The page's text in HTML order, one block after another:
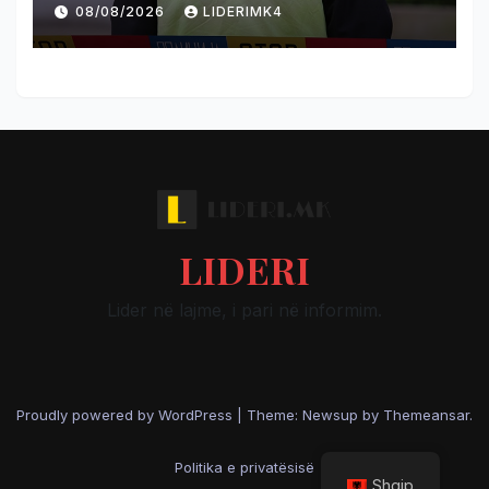
08/08/2026 LIDERIMK4
LIDERI
Lider në lajme, i pari në informim.
Proudly powered by WordPress Theme: Newsup by Themeansar.
Politika e privatësisë
Shqip